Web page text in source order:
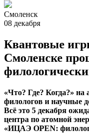
Смоленск
08 декабря
Квантовые
Смоленске
«Что? Где? Когда?»
филологов и научные
Всё это 5 декабря
центра по атомной
«ИЦАЭ OPEN: